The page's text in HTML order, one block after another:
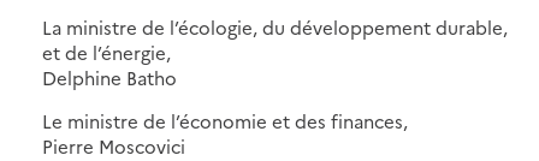
La ministre de l’écologie, du développement durable,
et de l’énergie,
Delphine Batho
Le ministre de l’économie et des finances,
Pierre Moscovici